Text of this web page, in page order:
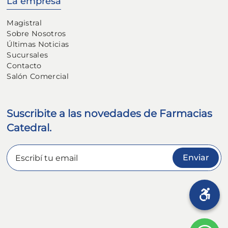
Magistral
Sobre Nosotros
Últimas Noticias
Sucursales
Contacto
Salón Comercial
Suscribite a las novedades de Farmacias
Catedral.
Enviar